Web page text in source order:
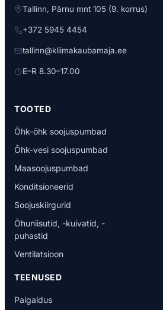
Tallinn, Pärnu mnt 105 (9. korrus)
+372 5945 4454
tallinn@kliimakaubamaja.ee
E–R 8.30–17.00
TOOTED
Õhk-õhk soojuspumbad
Õhk-vesi soojuspumbad
Maasoojuspumbad
Konditsioneerid
Soojuskiirgurid
Õhuniisutid, -kuivatid, -
puhastid
Ventilatsioon
TEENUSED
Paigaldus